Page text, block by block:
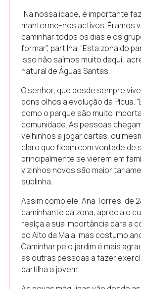
“Na nossa idade, é importante
mantermo-nos activos. Éramos
caminhar todos os dias e os
formar”, partilha. “Esta zona do
isso não saímos muito daqui”,
natural de Águas Santas.
O senhor, que desde sempre
bons olhos a evolução da Pícua.
como o parque são muito
comunidade. As pessoas
velhinhos a jogar cartas, ou
claro que ficam com vontade de
principalmente se vierem em
vizinhos novos são
sublinha.
Assim como ele, Ana Torres, de
caminhante da zona, aprecia o
realça a sua importância para a
do Alto da Maia, mas costumo
Caminhar pelo jardim é mais
as outras pessoas a fazer
partilha a jovem.